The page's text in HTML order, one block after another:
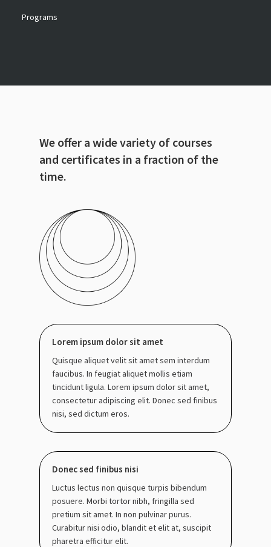
Programs
We offer a wide variety of courses
and certificates in a fraction of the
time.
Lorem ipsum dolor sit amet
Quisque aliquet velit sit amet sem interdum
faucibus. In feugiat aliquet mollis etiam
tincidunt ligula. Lorem ipsum dolor sit amet,
consectetur adipiscing elit. Donec sed finibus
nisi, sed dictum eros.
Donec sed finibus nisi
Luctus lectus non quisque turpis bibendum
posuere. Morbi tortor nibh, fringilla sed
pretium sit amet. In non pulvinar purus.
Curabitur nisi odio, blandit et elit at, suscipit
pharetra efficitur elit.